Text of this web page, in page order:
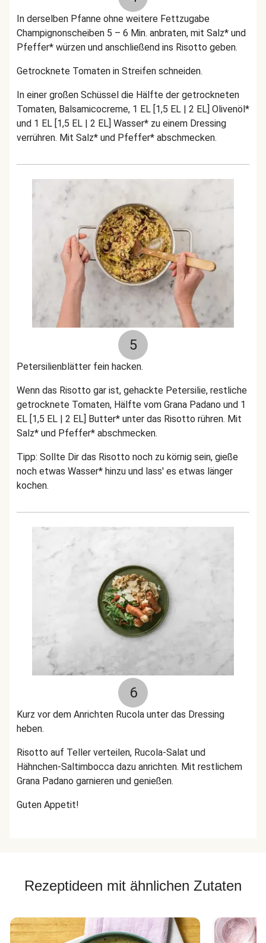
In derselben Pfanne ohne weitere Fettzugabe
Champignonscheiben 5 – 6 Min. anbraten, mit Salz* und
Pfeffer* würzen und anschließend ins Risotto geben.
Getrocknete Tomaten in Streifen schneiden.
In einer großen Schüssel die Hälfte der getrockneten
Tomaten, Balsamicocreme, 1 EL [1,5 EL | 2 EL] Olivenöl*
und 1 EL [1,5 EL | 2 EL] Wasser* zu einem Dressing
verrühren. Mit Salz* und Pfeffer* abschmecken.
5
Petersilienblätter fein hacken.
Wenn das Risotto gar ist, gehackte Petersilie, restliche
getrocknete Tomaten, Hälfte vom Grana Padano und 1
EL [1,5 EL | 2 EL] Butter* unter das Risotto rühren. Mit
Salz* und Pfeffer* abschmecken.
Tipp: Sollte Dir das Risotto noch zu körnig sein, gieße
noch etwas Wasser* hinzu und lass' es etwas länger
kochen.
6
Kurz vor dem Anrichten Rucola unter das Dressing
heben.
Risotto auf Teller verteilen, Rucola-Salat und
Hähnchen-Saltimbocca dazu anrichten. Mit restlichem
Grana Padano garnieren und genießen.
Guten Appetit!
Rezeptideen mit ähnlichen Zutaten